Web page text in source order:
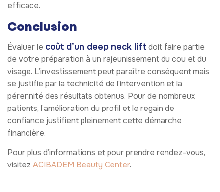
efficace.
Conclusion
Évaluer le coût d’un deep neck lift doit faire partie
de votre préparation à un rajeunissement du cou et du
visage. L’investissement peut paraître conséquent mais
se justifie par la technicité de l’intervention et la
pérennité des résultats obtenus. Pour de nombreux
patients, l’amélioration du profil et le regain de
confiance justifient pleinement cette démarche
financière.
Pour plus d’informations et pour prendre rendez-vous,
visitez ACIBADEM Beauty Center.